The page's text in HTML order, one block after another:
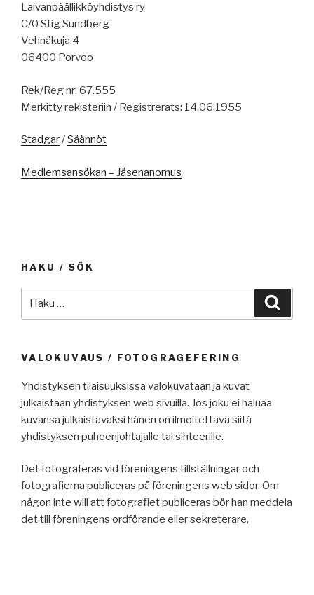
Laivanpäällikköyhdistys ry
C/0 Stig Sundberg
Vehnäkuja 4
06400 Porvoo
Rek/Reg nr: 67.555
Merkitty rekisteriin / Registrerats: 14.06.1955
Stadgar/Säännöt
Medlemsansökan – Jäsenanomus
HAKU / SÖK
VALOKUVAUS / FOTOGRAGEFERING
Yhdistyksen tilaisuuksissa valokuvataan ja kuvat
julkaistaan yhdistyksen web sivuilla. Jos joku ei haluaa
kuvansa julkaistavaksi hänen on ilmoitettava siitä
yhdistyksen puheenjohtajalle tai sihteerille.
Det fotograferas vid föreningens tillställningar och
fotografierna publiceras på föreningens web sidor. Om
någon inte will att fotografiet publiceras bör han meddela
det till föreningens ordförande eller sekreterare.